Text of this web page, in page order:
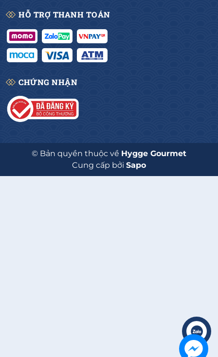
HỖ TRỢ THANH TOÁN
CHỨNG NHẬN
© Bản quyền thuộc về Hygge Gourmet
Cung cấp bởi Sapo
Liên hệ